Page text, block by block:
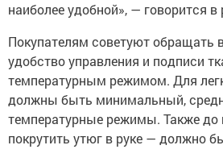
наиболее удобной», — говорится
Покупателям советуют обращать
удобство управления и подписи
температурным режимом. Для
должны быть минимальный,
температурные режимы. Также до
покрутить утюг в руке — должно